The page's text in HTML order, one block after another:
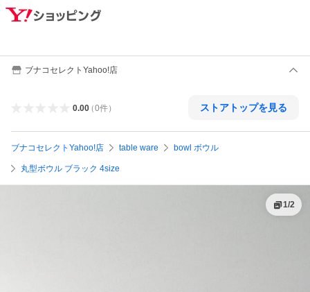
ブナコセレクトYahoo!店
0.00（0件） ストアトップを見る
ブナコセレクトYahoo!店 table ware bowl ボウル
丸型ボウル ブラック 4size
1/2